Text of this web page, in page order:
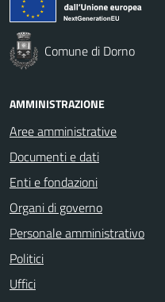
Comune di Dorno
AMMINISTRAZIONE
Aree amministrative
Documenti e dati
Enti e fondazioni
Organi di governo
Personale amministrativo
Politici
Uffici